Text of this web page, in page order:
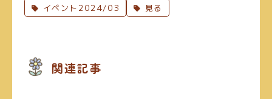
イベント2024/03
見る
関連記事